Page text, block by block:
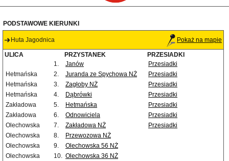
PODSTAWOWE KIERUNKI
Huta Jagodnica Pokaż na mapie
ULICA PRZYSTANEK
PRZESIADKI
1.
Janów
Przesiadki
Hetmańska
2. Juranda ze Spychowa NŻ
Przesiadki
Hetmańska
3. Zagłoby NŻ
Przesiadki
Hetmańska
4. Dąbrówki
Przesiadki
Zakładowa
5. Hetmańska
Przesiadki
Zakładowa
6. Odnowiciela
Przesiadki
Olechowska
7. Zakładowa NŻ
Przesiadki
Olechowska
8.
Przewozowa NŻ
Olechowska
9.
Olechowska 56 NŻ
Olechowska
10. Olechowska 36 NŻ